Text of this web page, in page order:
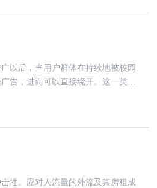
以后，当用户群体在持续地被校园
告，进而可以直接绕开。这一类状
性。应对人流量的外流及其房租成